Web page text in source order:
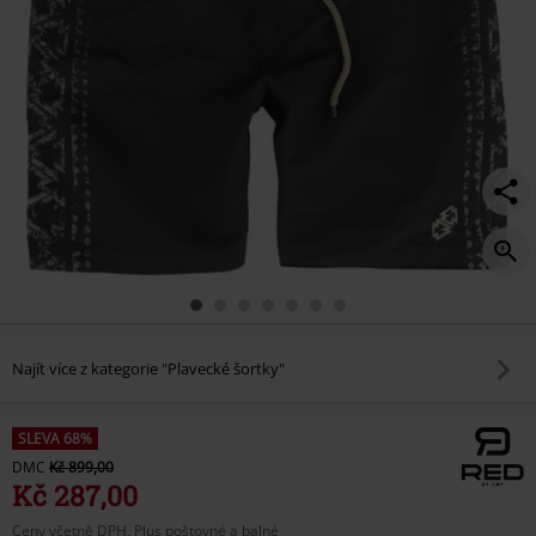
Najít více z kategorie "Plavecké šortky"
SLEVA 68%
DMC Kč 899,00
Kč 287,00
Ceny včetně DPH, Plus poštovné a balné